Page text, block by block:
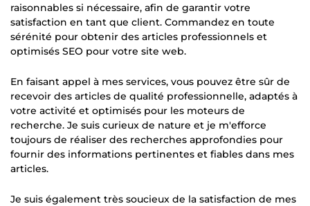
raisonnables si nécessaire, afin de garantir votre
satisfaction en tant que client. Commandez en toute
sérénité pour obtenir des articles professionnels et
optimisés SEO pour votre site web.
En faisant appel à mes services, vous pouvez être sûr de
recevoir des articles de qualité professionnelle, adaptés à
votre activité et optimisés pour les moteurs de
recherche. Je suis curieux de nature et je m'efforce
toujours de réaliser des recherches approfondies pour
fournir des informations pertinentes et fiables dans mes
articles.
Je suis également très soucieux de la satisfaction de mes